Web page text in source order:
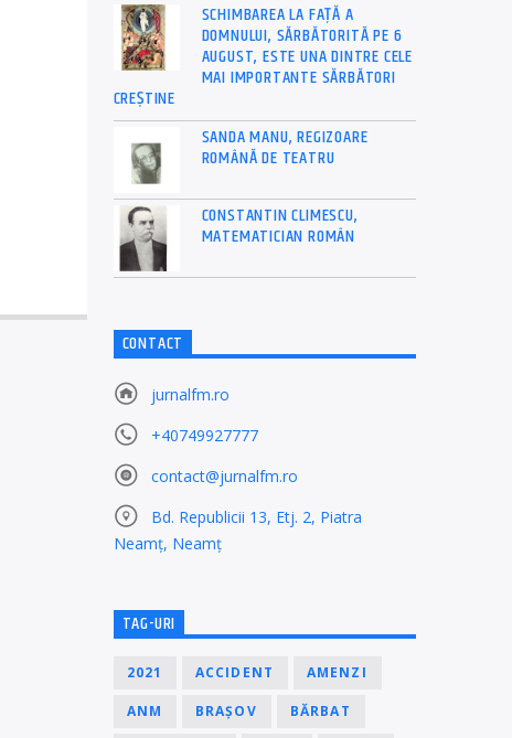
SCHIMBAREA LA FAȚĂ A
DOMNULUI, SĂRBĂTORITĂ PE 6
AUGUST, ESTE UNA DINTRE CELE
MAI IMPORTANTE SĂRBĂTORI
CREȘTINE
SANDA MANU, REGIZOARE
ROMÂNĂ DE TEATRU
CONSTANTIN CLIMESCU,
MATEMATICIAN ROMÂN
CONTACT
jurnalfm.ro
+40749927777
contact@jurnalfm.ro
Bd. Republicii 13, Etj. 2, Piatra
Neamț, Neamț
TAG-URI
2021 ACCIDENT AMENZI
ANM BRAȘOV BĂRBAT